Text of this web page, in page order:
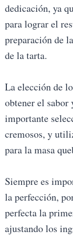
dedicación, ya
para lograr el
preparación de
de la tarta.
La elección de
obtener el sabor
importante
cremosos, y
para la masa
Siempre es
la perfección,
perfecta la
ajustando los